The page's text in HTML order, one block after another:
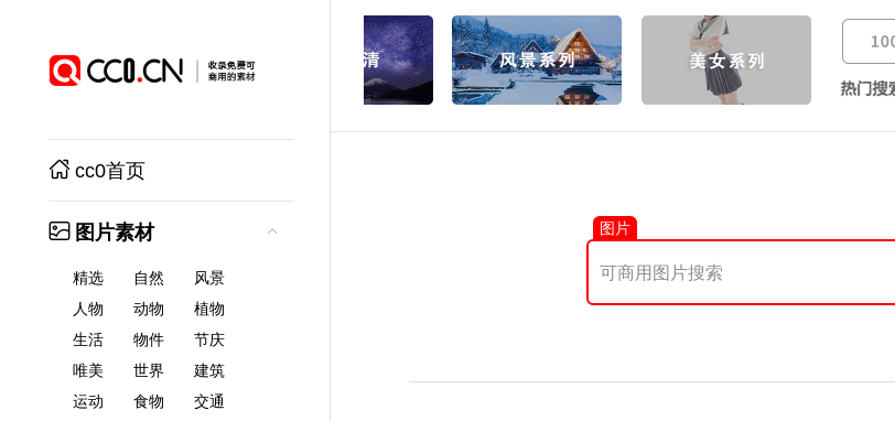
cc0首页
图片素材
精选 自然
风景
人物
动物
植物
生活
物件
节庆
唯美
世界
建筑
运动
食物
交通
图片